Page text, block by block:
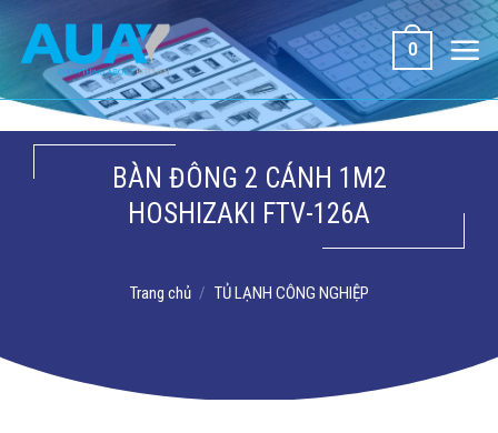
dung
0
BÀN ĐÔNG 2 CÁNH 1M2
HOSHIZAKI FTV-126A
Trang chủ / TỦ LẠNH CÔNG NGHIỆP